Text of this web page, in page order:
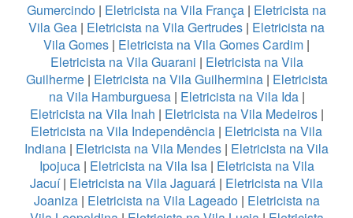
Gumercindo | Eletricista na Vila França | Eletricista na
Vila Gea | Eletricista na Vila Gertrudes | Eletricista na
Vila Gomes | Eletricista na Vila Gomes Cardim |
Eletricista na Vila Guarani | Eletricista na Vila
Guilherme| Eletricista na Vila Guilhermina| Eletricista
na Vila Hamburguesa| Eletricista na Vila Ida|
Eletricista na Vila Inah | Eletricista na Vila Medeiros|
Eletricista na Vila Independência | Eletricista na Vila
Indiana | Eletricista na Vila Mendes | Eletricista na Vila
Ipojuca| Eletricista na Vila Isa| Eletricista na Vila
Jacuí| Eletricista na Vila Jaguará | Eletricista na Vila
Joaniza| Eletricista na Vila Lageado| Eletricista na